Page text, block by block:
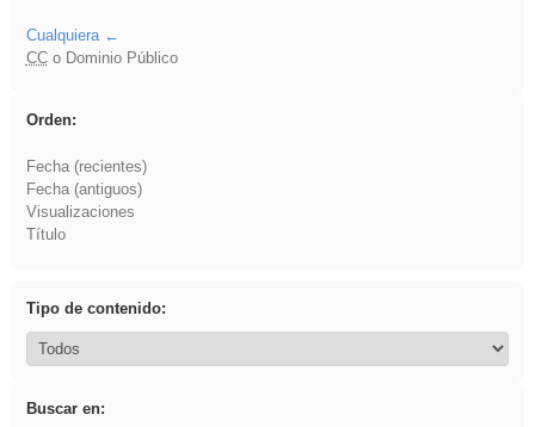
Cualquiera
CCo Dominio Público
Orden:
Fecha (recientes)
Fecha (antiguos)
Visualizaciones
Título
Tipo de contenido:
Buscar en: